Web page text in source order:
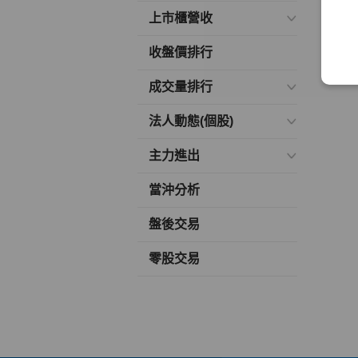
上市櫃營收
收盤價排行
成交量排行
法人動態(個股)
主力進出
當沖分析
盤後交易
零股交易